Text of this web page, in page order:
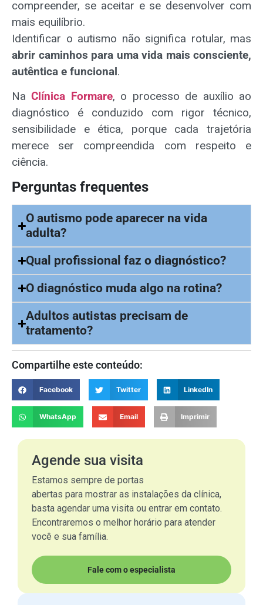
compreender, se aceitar e se desenvolver com
mais equilíbrio.
Identificar o autismo não significa rotular, mas
abrir caminhos para uma vida mais consciente,
autêntica e funcional.
NaClínica Formare, o processo de auxílio ao
diagnóstico é conduzido com rigor técnico,
sensibilidade e ética, porque cada trajetória
merece ser compreendida com respeito e
ciência.
Perguntas frequentes
O autismo pode aparecer na vida
adulta?
Qual profissional faz o diagnóstico?
O diagnóstico muda algo na rotina?
Adultos autistas precisam de
tratamento?
Compartilhe este conteúdo:
Facebook Twitter LinkedIn
WhatsApp Email Imprimir
Agende sua visita
Estamos sempre de portas
abertas para mostrar as instalações da clínica,
basta agendar uma visita ou entrar em contato.
Encontraremos o melhor horário para atender
você e sua família.
Fale com o especialista